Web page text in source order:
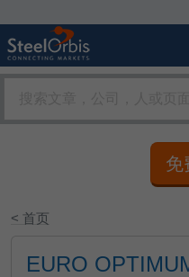
免
< 首页
EURO